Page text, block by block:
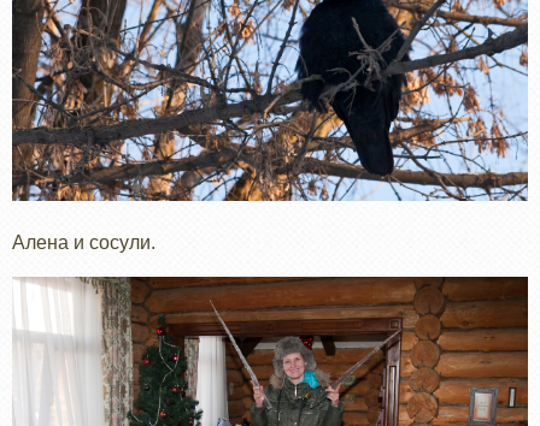
Алена и сосули.